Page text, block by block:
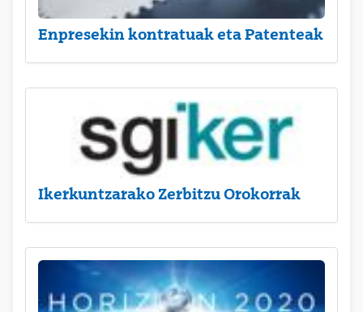
Enpresekin kontratuak eta Patenteak
Ikerkuntzarako Zerbitzu Orokorrak